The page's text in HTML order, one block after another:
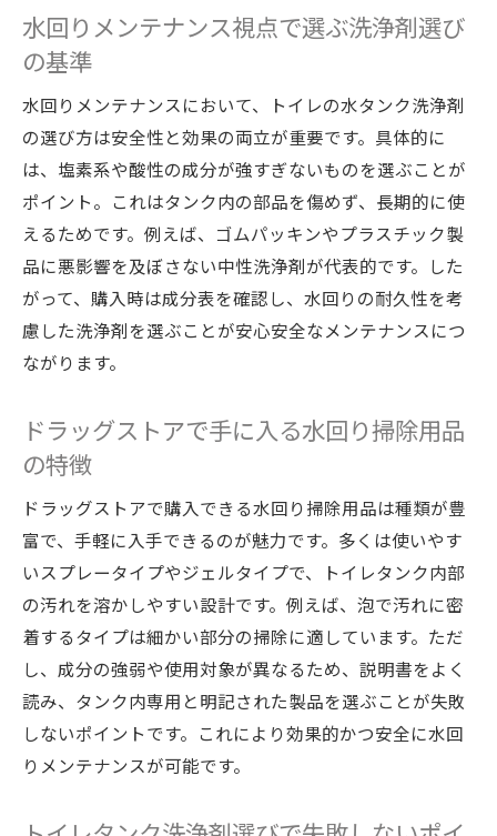
水回りメンテナンス視点で選ぶ洗浄剤選び
の基準
水回りメンテナンスにおいて、トイレの水タンク洗浄剤
の選び方は安全性と効果の両立が重要です。具体的に
は、塩素系や酸性の成分が強すぎないものを選ぶことが
ポイント。これはタンク内の部品を傷めず、長期的に使
えるためです。例えば、ゴムパッキンやプラスチック製
品に悪影響を及ぼさない中性洗浄剤が代表的です。した
がって、購入時は成分表を確認し、水回りの耐久性を考
慮した洗浄剤を選ぶことが安心安全なメンテナンスにつ
ながります。
ドラッグストアで手に入る水回り掃除用品
の特徴
ドラッグストアで購入できる水回り掃除用品は種類が豊
富で、手軽に入手できるのが魅力です。多くは使いやす
いスプレータイプやジェルタイプで、トイレタンク内部
の汚れを溶かしやすい設計です。例えば、泡で汚れに密
着するタイプは細かい部分の掃除に適しています。ただ
し、成分の強弱や使用対象が異なるため、説明書をよく
読み、タンク内専用と明記された製品を選ぶことが失敗
しないポイントです。これにより効果的かつ安全に水回
りメンテナンスが可能です。